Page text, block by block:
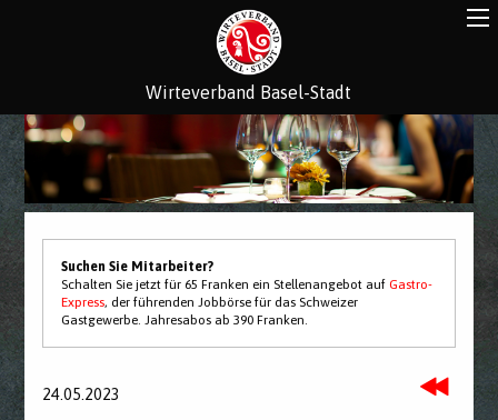
Wirteverband Basel-Stadt
Suchen Sie Mitarbeiter?
Schalten Sie jetzt für 65 Franken ein Stellenangebot aufGastro-
Express, der führenden Jobbörse für das Schweizer
Gastgewerbe. Jahresabos ab 390 Franken.
24.05.2023